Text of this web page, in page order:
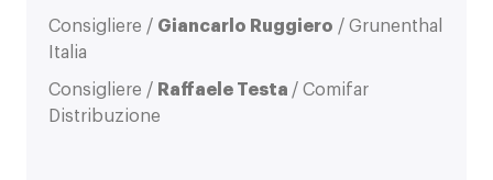
Consigliere / Giancarlo Ruggiero / Grunenthal
Italia
Consigliere / Raffaele Testa / Comifar
Distribuzione